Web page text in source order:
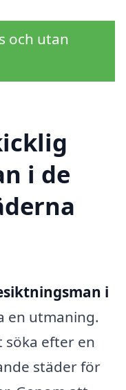
och utan
i de
i
en utmaning.
söka efter en
städer för